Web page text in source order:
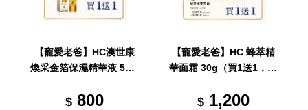
【寵愛老爸】HC澳世康
煥采金箔保濕精華液 50m
$800
【寵愛老爸】HC 蜂萃精
華面霜 30g（買1送1，共
$1,200